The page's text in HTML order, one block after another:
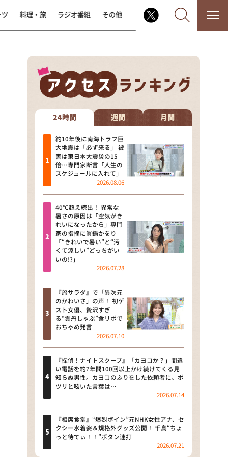
なるみ・岡村の過ぎるTV
相席食堂
これ余談なんですけど・・・
～人生密着トークバラエティ！
～ やすとものいたって真剣です
探偵！ナイトスクープ
news おかえり
河合＆A.B.C-Z塚田×福井アナ
「なんでやねん！？」（news お
かえり）
DAIGOも台所 ～きょうの献立 何
にする？～
本日はダイアンなり！シーズン２
朝だ！生です旅サラダ
教えて！ニュースライブ 正義の
ミカタ
ＬＩＦＥ～夢のカタチ～
新婚さんいらっしゃい！
ポツンと一軒家
ザキ山小屋本館
料理・旅 ラジオ番組 その他
24時間 週間 月間
約10年後に南海トラフ巨
大地震は「必ず来る」 被
害は東日本大震災の15
倍…専門家断言「人生の
スケジュールに入れて」
2026.08.06
40℃超え続出！ 異常な
暑さの原因は「空気がき
れいになったから」専門
家の指摘に眞鍋かをり
「“きれいで暑い”と“汚
くて涼しい”どっちがい
いの!?」
2026.07.28
『旅サラダ』で「異次元
のかわいさ」の声！ 初ゲ
スト女優、贅沢すぎ
る“雲丹しゃぶ”食リポで
おちゃめ発言
2026.07.10
『探偵！ナイトスクープ』「カヨコか？」間違
い電話を約7年間100回以上かけ続けてくる見
知らぬ男性。カヨコのふりをした依頼者に、ポ
ツリと呟いた言葉は…
2026.07.14
『相席食堂』“爆烈ボイン”元NHK女性アナ、セ
クシー水着姿＆規格外グッズ公開！ 千鳥“ちょ
っと待てぃ！！”ボタン連打
2026.07.21